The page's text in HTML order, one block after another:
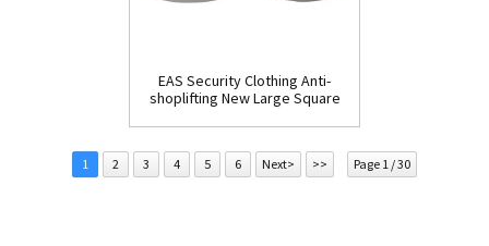
EAS Security Clothing Anti-
shoplifting New Large Square
1 2 3 4 5 6 Next> >> Page 1 / 30